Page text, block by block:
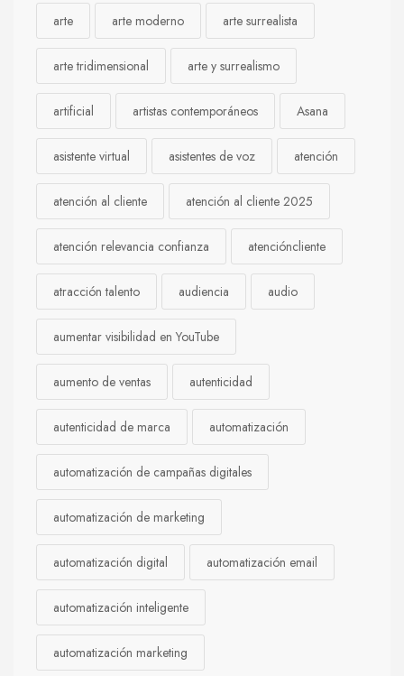
arte arte moderno arte surrealista
arte tridimensional arte y surrealismo
artificial artistas contemporáneos Asana
asistente virtual asistentes de voz atención
atención al cliente atención al cliente 2025
atención relevancia confianza atencióncliente
atracción talento audiencia audio
aumentar visibilidad en YouTube
aumento de ventas autenticidad
autenticidad de marca automatización
automatización de campañas digitales
automatización de marketing
automatización digital automatización email
automatización inteligente
automatización marketing